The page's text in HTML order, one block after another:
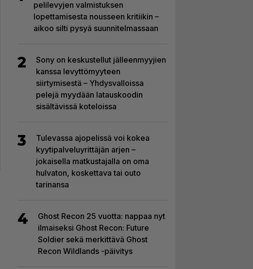
pelilevyjen valmistuksen
lopettamisesta nousseen kritiikin –
aikoo silti pysyä suunnitelmassaan
2
Sony on keskustellut jälleenmyyjien
kanssa levyttömyyteen
siirtymisestä – Yhdysvalloissa
pelejä myydään latauskoodin
sisältävissä koteloissa
3
Tulevassa ajopelissä voi kokea
kyytipalveluyrittäjän arjen –
jokaisella matkustajalla on oma
hulvaton, koskettava tai outo
tarinansa
4
Ghost Recon 25 vuotta: nappaa nyt
ilmaiseksi Ghost Recon: Future
Soldier sekä merkittävä Ghost
Recon Wildlands -päivitys